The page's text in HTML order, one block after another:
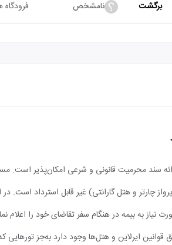
برگشت نامشخص
سند محرمیت قانونی و شرعی امکان‌پذیر است.
پرواز چارتر و هتل گارانتی) غیر قابل استرداد
نیاز به بیمه در هنگام سفر تقاضای خود را اعلام
قوانین ایرلاین و هتل‌ها وجود دارد به‌جز تورهایی